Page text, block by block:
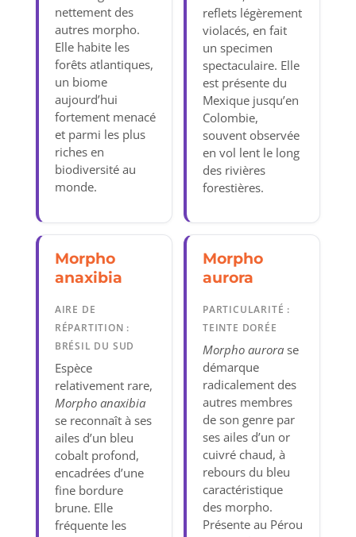
nettement des
autres morpho.
Elle habite les
forêts atlantiques,
un biome
aujourd’hui
fortement menacé
et parmi les plus
riches en
biodiversité au
monde.
reflets légèrement
violacés, en fait
un specimen
spectaculaire. Elle
est présente du
Mexique jusqu’en
Colombie,
souvent observée
en vol lent le long
des rivières
forestières.
Morpho
anaxibia
AIRE DE
RÉPARTITION :
BRÉSIL DU SUD
Espèce
relativement rare,
Morpho anaxibia
se reconnaît à ses
ailes d’un bleu
cobalt profond,
encadrées d’une
fine bordure
brune. Elle
fréquente les
Morpho
aurora
PARTICULARITÉ :
TEINTE DORÉE
Morpho aurorase
démarque
radicalement des
autres membres
de son genre par
ses ailes d’un or
cuivré chaud, à
rebours du bleu
caractéristique
des morpho.
Présente au Pérou